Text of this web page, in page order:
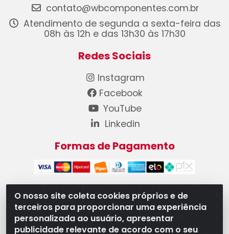
O nosso site coleta cookies próprios e de
terceiros para proporcionar uma experiência
personalizada ao usuário, apresentar
publicidade relevante de acordo com o seu
contato@wbcomponentes.com.br
Atendimento de segunda a sexta-feira das
08h às 12h e das 13h30 às 17h30
Redes Sociais
Instagram
Facebook
YouTube
Linkedin
Formas de Pagamento
WB Componentes Automotivos LTDA - CNPJ
08.528.393/0001-12 - Rua do Níquel, 667 - Parque
Oeste Industrial, Goiânia/GO - CEP 74375-660